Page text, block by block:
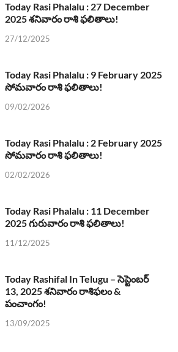
Today Rasi Phalalu : 27 December
2025 శనివారం రాశి ఫలితాలు!
27/12/2025
Today Rasi Phalalu : 9 February 2025
సోమవారం రాశి ఫలితాలు!
09/02/2026
Today Rasi Phalalu : 2 February 2025
సోమవారం రాశి ఫలితాలు!
02/02/2026
Today Rasi Phalalu : 11 December
2025 గురువారం రాశి ఫలితాలు!
11/12/2025
Today Rashifal In Telugu – సెప్టెంబర్
13, 2025 శనివారం రాశిఫలం &
పంచాంగం!
13/09/2025